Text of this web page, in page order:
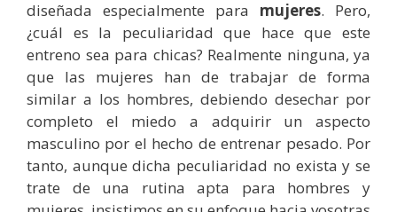
diseñada especialmente para mujeres. Pero,
¿cuál es la peculiaridad que hace que este
entreno sea para chicas? Realmente ninguna, ya
que las mujeres han de trabajar de forma
similar a los hombres, debiendo desechar por
completo el miedo a adquirir un aspecto
masculino por el hecho de entrenar pesado. Por
tanto, aunque dicha peculiaridad no exista y se
trate de una rutina apta para hombres y